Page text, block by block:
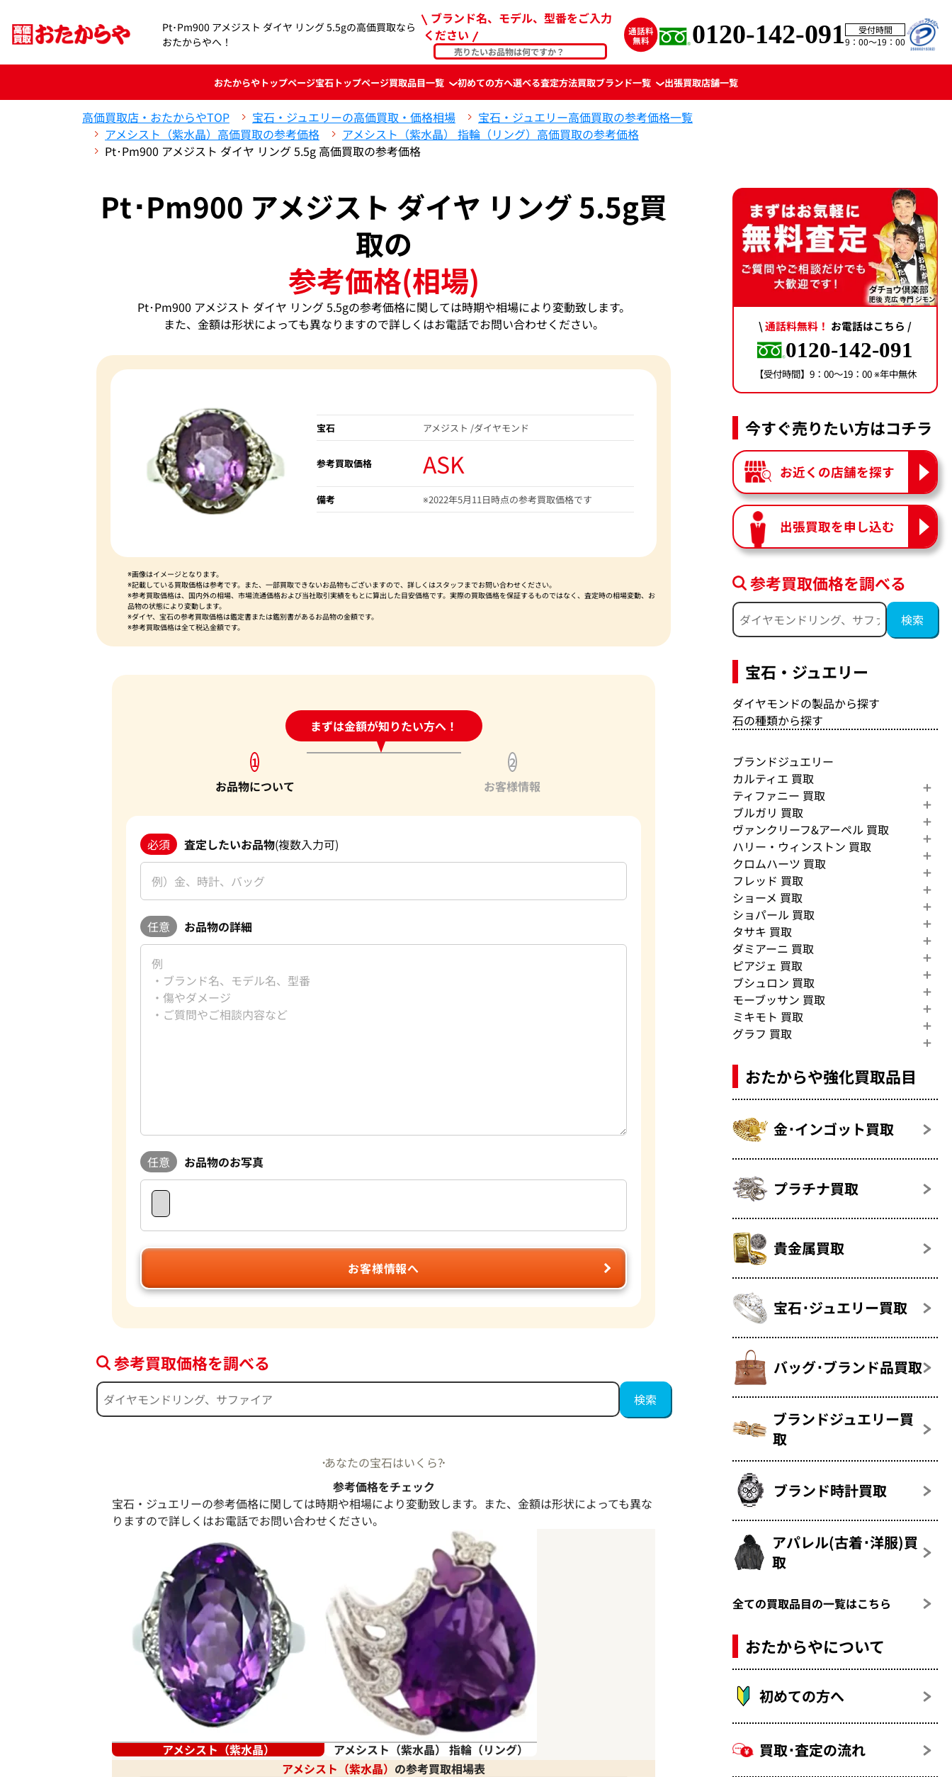
Pt･Pm900 アメジスト ダイヤ リング 5.5gの高価買取なら
おたからやへ！
ブランド名、モデル、型番をご入力
ください
0120-142-091
受付時間
9：00〜19：00
おたからやトップページ宝石トップページ買取品目一覧 初めての方へ選べる査定方法買取ブランド一覧 出張買取店舗一覧
高価買取店・おたからやTOP 宝石・ジュエリーの高価買取・価格相場
宝石・ジュエリー高価買取の参考価格一覧
アメシスト（紫水晶）高価買取の参考価格
アメシスト（紫水晶） 指輪（リング）高価買取の参考価格
Pt･Pm900 アメジスト ダイヤ リング 5.5g 高価買取の参考価格
Pt･Pm900 アメジスト ダイヤ リング 5.5g買
取の
参考価格(相場)
Pt･Pm900 アメジスト ダイヤ リング 5.5gの参考価格に関しては時期や相場により変動致します。
また、金額は形状によっても異なりますので詳しくはお電話でお問い合わせください。
宝石 アメジスト /ダイヤモンド
参考買取価格 ASK
備考 ※2022年5月11日時点の参考買取価格です
※画像はイメージとなります。
※記載している買取価格は参考です。また、一部買取できないお品物もございますので、詳しくはスタッフまでお問い合わせください。
※参考買取価格は、国内外の相場、市場流通価格および当社取引実績をもとに算出した目安価格です。実際の買取価格を保証するものではなく、査定時の相場変動、お
品物の状態により変動します。
※ダイヤ、宝石の参考買取価格は鑑定書または鑑別書があるお品物の金額です。
※参考買取価格は全て税込金額です。
まずは金額が知りたい方へ！
24時間受付中!問い合わせフォーム
1
お品物について
2
お客様情報
必須 査定したいお品物(複数入力可)
任意 お品物の詳細
任意 お品物のお写真
お客様情報へ
参考買取価格を調べる
あなたの宝石はいくら?
参考価格をチェック
宝石・ジュエリーの参考価格に関しては時期や相場により変動致します。また、金額は形状によっても異な
りますので詳しくはお電話でお問い合わせください。
アメシスト（紫水晶）
アメシスト（紫水晶） 指輪（リング）
アメシスト（紫水晶） の参考買取相場表
\通話料無料！ お電話はこちら /
0120-142-091
【受付時間】9：00〜19：00 ※年中無休
今すぐ売りたい方はコチラ
お近くの店舗を探す
出張買取を申し込む
参考買取価格を調べる
宝石・ジュエリー
ダイヤモンドの製品から探す
石の種類から探す
ブランドジュエリー
カルティエ 買取
ティファニー 買取
ブルガリ 買取
ヴァンクリーフ&アーペル 買取
ハリー・ウィンストン 買取
クロムハーツ 買取
フレッド 買取
ショーメ 買取
ショパール 買取
タサキ 買取
ダミアーニ 買取
ピアジェ 買取
ブシュロン 買取
モーブッサン 買取
ミキモト 買取
グラフ 買取
おたからや強化買取品目
金･インゴット買取
プラチナ買取
貴金属買取
宝石･ジュエリー買取
バッグ･ブランド品買取
ブランドジュエリー買
取
ブランド時計買取
アパレル(古着･洋服)買
取
全ての買取品目の一覧はこちら
おたからやについて
初めての方へ
買取･査定の流れ